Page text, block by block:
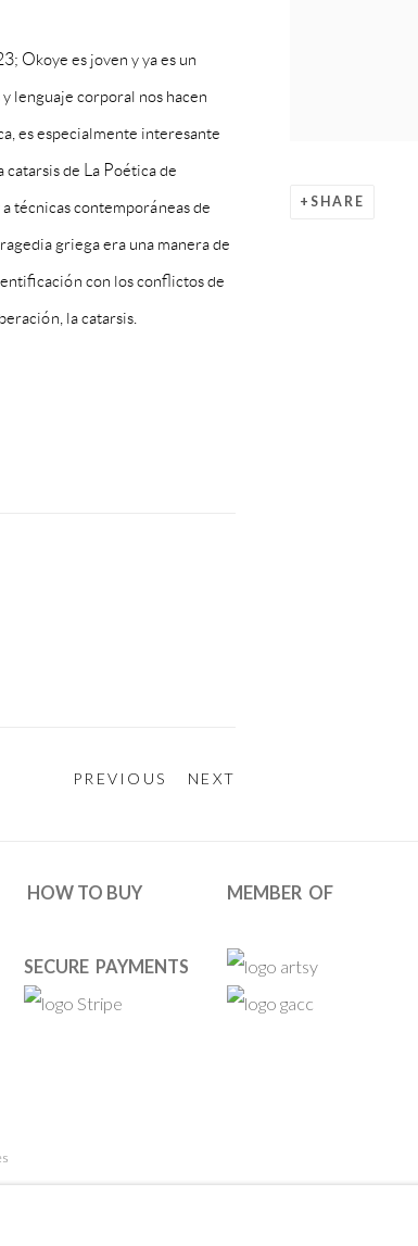
SHARE
Okoye es joven y ya es un
lenguaje corporal nos hacen
es especialmente interesante
catarsis de La Poética de
técnicas contemporáneas de
griega era una manera de
con los conflictos de
la catarsis.
PREVIOUS NEXT
HOW TO BUY
SECURE PAYMENTS
MEMBER OF